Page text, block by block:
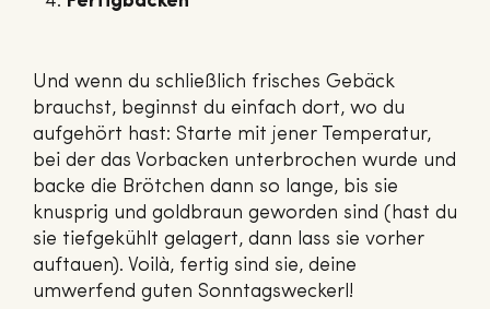
Und wenn du schließlich frisches Gebäck
brauchst, beginnst du einfach dort, wo du
aufgehört hast: Starte mit jener Temperatur,
bei der das Vorbacken unterbrochen wurde und
backe die Brötchen dann so lange, bis sie
knusprig und goldbraun geworden sind (hast du
sie tiefgekühlt gelagert, dann lass sie vorher
auftauen). Voilà, fertig sind sie, deine
umwerfend guten Sonntagsweckerl!